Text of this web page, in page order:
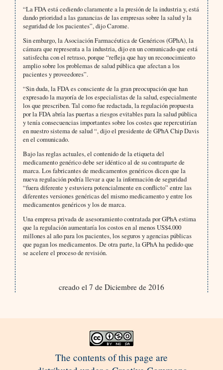
“La FDA está cediendo claramente a la presión de la industria y, está
dando prioridad a las ganancias de las empresas sobre la salud y la
seguridad de los pacientes”, dijo Carome.
Sin embargo, la Asociación Farmacéutica de Genéricos (GPhA), la
cámara que representa a la industria, dijo en un comunicado que está
satisfecha con el retraso, porque “refleja que hay un reconocimiento
amplio sobre los problemas de salud pública que afectan a los
pacientes y proveedores”.
“Sin duda, la FDA es consciente de la gran preocupación que han
expresado la mayoría de los especialistas de la salud, especialmente
los que prescriben. Tal como fue redactada, la regulación propuesta
por la FDA abría las puertas a riesgos evitables para la salud pública
y tenía consecuencias importantes sobre los costes que repercutirían
en nuestro sistema de salud “, dijo el presidente de GPhA Chip Davis
en el comunicado.
Bajo las reglas actuales, el contenido de la etiqueta del
medicamento genérico debe ser idéntico al de su contraparte de
marca. Los fabricantes de medicamentos genéricos dicen que la
nueva regulación podría llevar a que la información de seguridad
“fuera diferente y estuviera potencialmente en conflicto” entre las
diferentes versiones genéricas del mismo medicamento y entre los
medicamentos genéricos y los de marca.
Una empresa privada de asesoramiento contratada por GPhA estima
que la regulación aumentaría los costos en al menos US$4.000
millones al año para los pacientes, los seguros y agencias públicas
que pagan los medicamentos. De otra parte, la GPhA ha pedido que
se acelere el proceso de revisión.
creado el 7 de Diciembre de 2016
The contents of this page are